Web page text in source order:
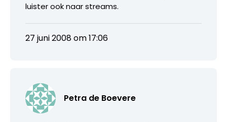
luister ook naar streams.
27 juni 2008 om 17:06
Petra de Boevere